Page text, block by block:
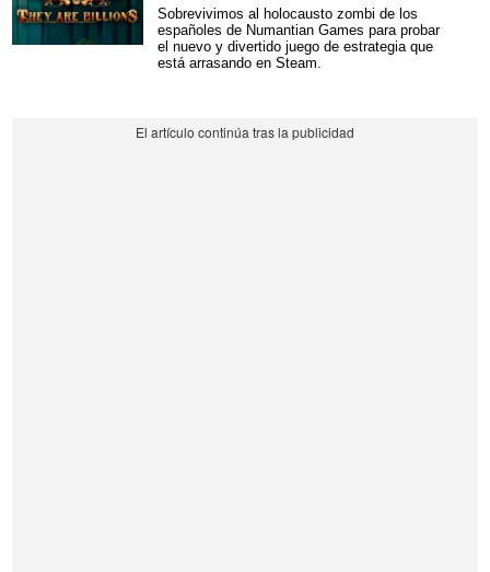
Sobrevivimos al holocausto zombi de los
españoles de Numantian Games para probar
el nuevo y divertido juego de estrategia que
está arrasando en Steam.